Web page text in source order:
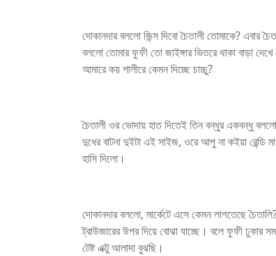
দোকানদার বললো জিন্স দিবো চৈতালী তোমাকে? এবার
বললো তোমার ফুফী তো জাইঙ্গার ভিতরে থাকা বাড়া
আমারে কয় শালীরে কেমন দিচ্ছে চাচ্চু?
চৈতালী ওর ভোদায় হাত দিতেই তিন বন্ধুর একবন্ধু
দুধের বাটনা দুইটা এই সাইজ, ওরে আপু না কইয়া
হাসি দিলো।
দোকানদার বললো, মার্কেটে এসে কেমন লাগতেছে
ট্রাউজারের উপর দিয়ে বোঝা যাচ্ছে। বলে ফুফী ঢুকার
টেষ্ট এক্টু আলাদা বুঝছি।